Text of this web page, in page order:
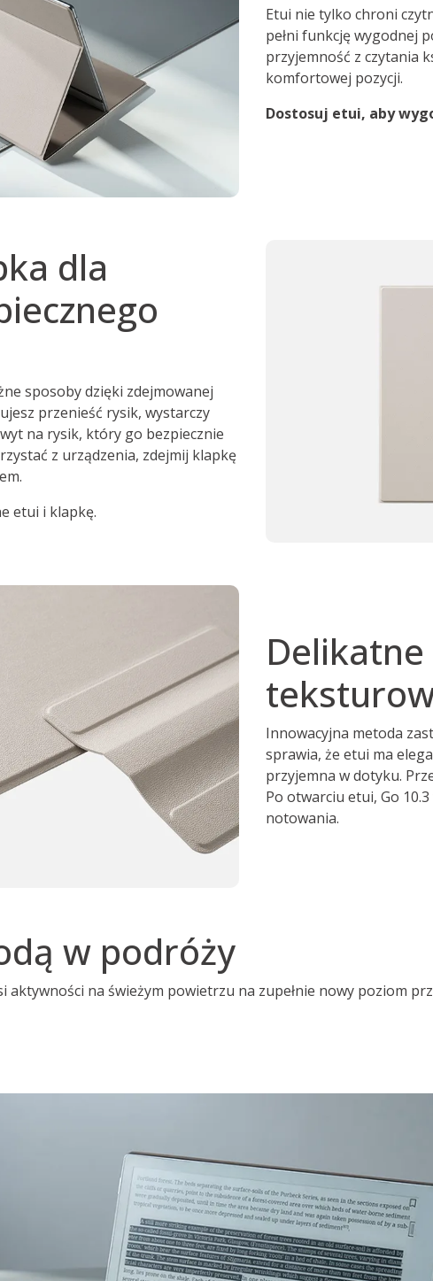
Etui nie tylko chroni
pełni funkcję wygodnej
przyjemność z czytania
komfortowej pozycji.
Dostosuj etui, aby
dla
sposoby dzięki zdejmowanej
przenieść rysik, wystarczy
na rysik, który go bezpiecznie
z urządzenia, zdejmij klapkę
etui i klapkę.
Innowacyjna metoda
sprawia, że etui ma
przyjemna w dotyku.
Po otwarciu etui, Go
notowania.
w podróży
aktywności na świeżym powietrzu na zupełnie nowy poziom